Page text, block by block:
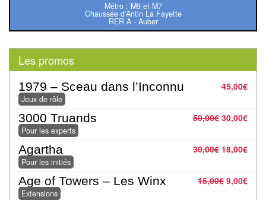
Jeux
évolutifs
Jeux
abstraits
Extensions
Casse-
têtes
Accessoires
Métro : M9 et M7
Chaussée d’Antin La Fayette
RER A - Auber
Les promos
45,00€
1979 – Sceau dans l’Inconnu
Jeux de rôle
50,00€ 30,00€
3000 Truands
Pour les experts
30,00€ 18,00€
Agartha
Pour les initiés
15,00€ 9,00€
Age of Towers – Les Winx
Extensions